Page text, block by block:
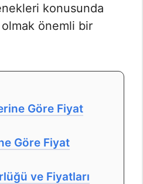
konusunda
önemli bir
Göre Fiyat
Göre Fiyat
ve Fiyatları